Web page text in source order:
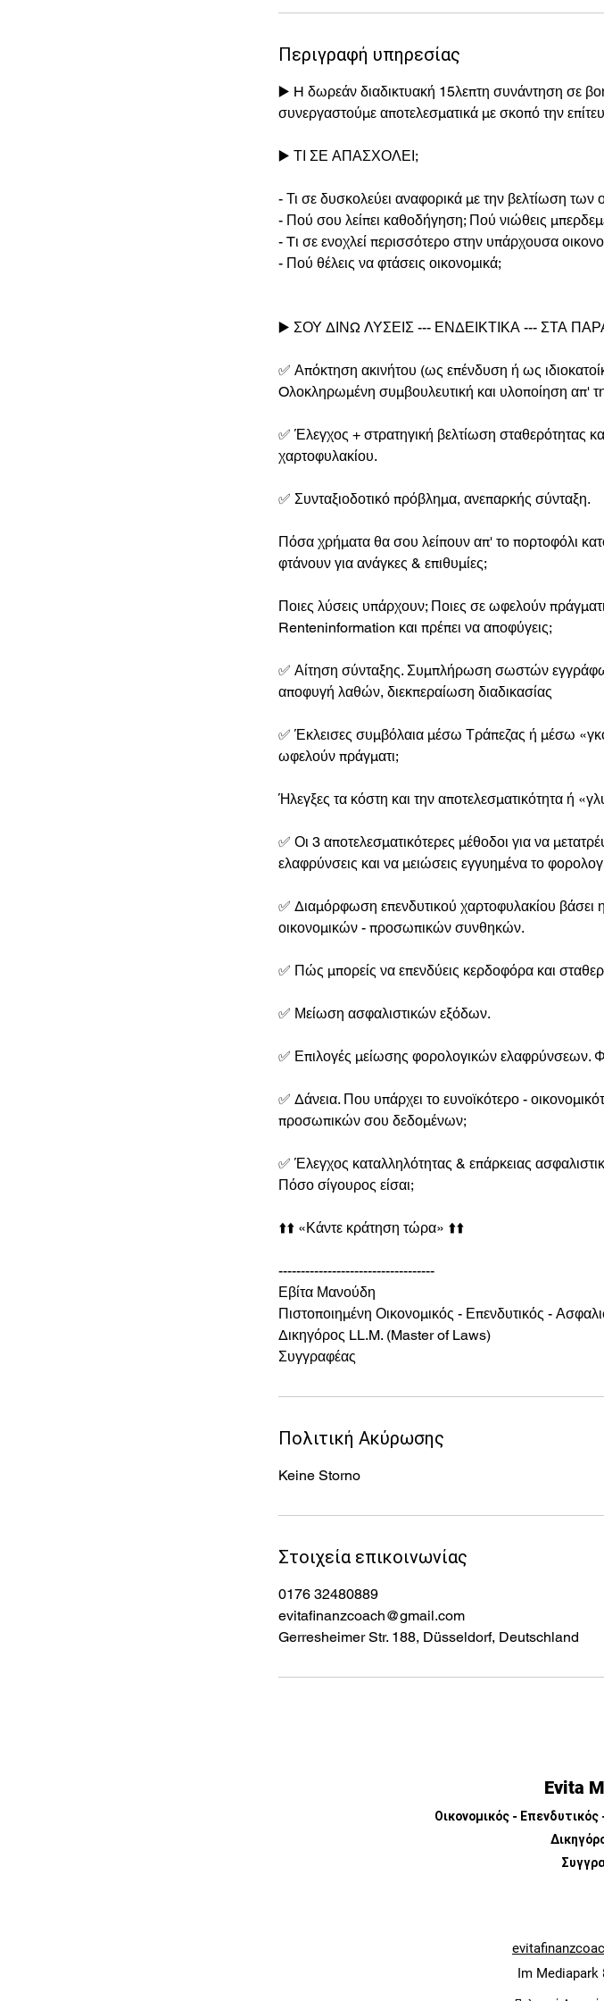
Περιγραφή υπηρεσίας
▶️ H δωρεάν διαδικτυακή 15λεπτη συνάντηση σε
συνεργαστούμε αποτελεσματικά με σκοπό την
▶️ ΤΙ ΣΕ ΑΠΑΣΧΟΛΕΙ;
- Τι σε δυσκολεύει αναφορικά με την βελτίωση των
- Πού σου λείπει καθοδήγηση; Πού νιώθεις
- Tι σε ενοχλεί περισσότερο στην υπάρχουσα
- Πού θέλεις να φτάσεις οικονομικά;
▶️ ΣΟΥ ΔΙΝΩ ΛΥΣΕΙΣ --- ΕΝΔΕΙΚΤΙΚΑ --- ΣΤΑ
✅ Απόκτηση ακινήτου (ως επένδυση ή ως
Oλοκληρωμένη συμβουλευτική και υλοποίηση απ'
✅ Έλεγχος + στρατηγική βελτίωση σταθερότητας
χαρτοφυλακίου.
✅ Συνταξιοδοτικό πρόβλημα, ανεπαρκής σύνταξη.
Πόσα χρήματα θα σου λείπουν απ' το πορτοφόλι
φτάνουν για ανάγκες & επιθυμίες;
Ποιες λύσεις υπάρχουν; Ποιες σε ωφελούν
Renteninformation και πρέπει να αποφύγεις;
✅ Αίτηση σύνταξης. Συμπλήρωση σωστών
αποφυγή λαθών, διεκπεραίωση διαδικασίας
✅ Έκλεισες συμβόλαια μέσω Τράπεζας ή μέσω
ωφελούν πράγματι;
Ήλεγξες τα κόστη και την αποτελεσματικότητα ή
✅ Οι 3 αποτελεσματικότερες μέθοδοι για να
ελαφρύνσεις και να μειώσεις εγγυημένα το
✅ Διαμόρφωση επενδυτικού χαρτοφυλακίου βάσει
οικονομικών - προσωπικών συνθηκών.
✅ Πώς μπορείς να επενδύεις κερδοφόρα και
✅ Μείωση ασφαλιστικών εξόδων.
✅ Επιλογές μείωσης φορολογικών ελαφρύνσεων.
✅ Δάνεια. Που υπάρχει το ευνοϊκότερο -
προσωπικών σου δεδομένων;
✅ Έλεγχος καταλληλότητας & επάρκειας
Πόσο σίγουρος είσαι;
⬆️⬆️ «Κάντε κράτηση τώρα» ⬆️⬆️
-----------------------------------
Εβίτα Μανούδη
Πιστοποιημένη Οικονομικός - Επενδυτικός -
Δικηγόρος LL.M. (Master of Laws)
Συγγραφέας
Πολιτική Ακύρωσης
Keine Storno
Στοιχεία επικοινωνίας
0176 32480889
evitafinanzcoach@gmail.com
Gerresheimer Str. 188, Düsseldorf, Deutschland
Evita
Οικονομικός -
Im Mediapark